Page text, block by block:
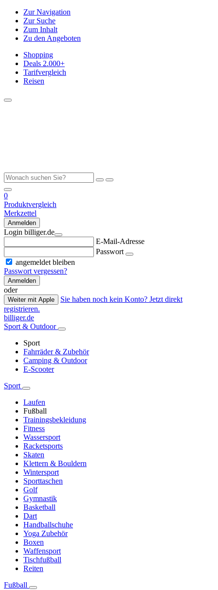
Zur Navigation
Zur Suche
Zum Inhalt
Zu den Angeboten
Shopping
Deals 2.000+
Tarifvergleich
Reisen
0
Produktvergleich
Merkzettel
Anmelden
Login billiger.de
E-Mail-Adresse
Passwort
angemeldet bleiben
Passwort vergessen?
Anmelden
oder
Weiter mit Apple
Sie haben noch kein Konto? Jetzt direkt
registrieren.
billiger.de
Sport & Outdoor
Sport
Fahrräder & Zubehör
Camping & Outdoor
E-Scooter
Sport
Laufen
Fußball
Trainingsbekleidung
Fitness
Wassersport
Racketsports
Skaten
Klettern & Bouldern
Wintersport
Sporttaschen
Golf
Gymnastik
Basketball
Dart
Handballschuhe
Yoga Zubehör
Boxen
Waffensport
Tischfußball
Reiten
Fußball